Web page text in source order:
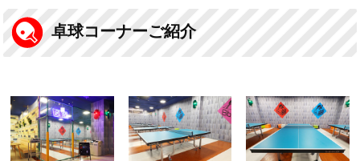
卓球コーナーご紹介